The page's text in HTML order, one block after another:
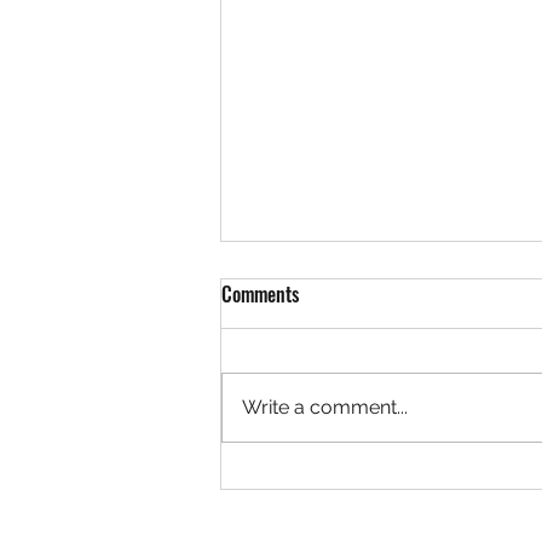
MENYUSURI PANORAMA
Comments
Write a comment...